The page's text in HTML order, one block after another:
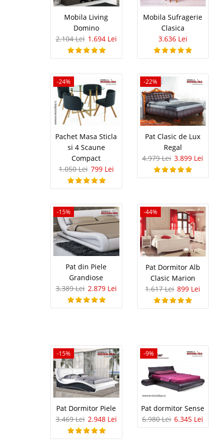
-35%
Mobila
Pret
Set mobilier dormitor
camera fete Flora a
pe stil modern cat si
-19% Mobila
Mobila Dormitor
atrage cu frumusetea
prin decoratiuni
modern. Linia de
-18% Mobila
Mobila living
arata uimitor in orice
vanzari mobila living.
RUGAM SA NE
Domino ofera cel mai
living modern.
Mobila
Mobila de Sufragerie
mobila de
Mobila Living
Domino
2.104 Lei 1.694 Lei
Mobila Sufragerie
Clasica
3.636 Lei
-24%
Pachet Masa Sticla
si 4 Scaune
Compact
1.050 Lei 799 Lei
-22%
Pat Clasic de Lux
Regal
4.979 Lei 3.899 Lei
-15%
Pat din Piele
Grandiose
3.389 Lei 2.879 Lei
-44%
Pat Dormitor Alb
Clasic Marion
1.617 Lei 899 Lei
-15%
Pat Dormitor Piele
3.469 Lei 2.948 Lei
-9%
Pat dormitor Sense
6.980 Lei 6.345 Lei